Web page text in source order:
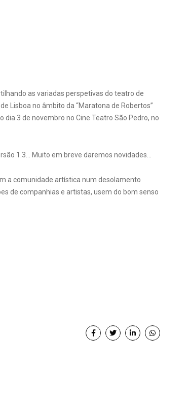
as variadas perspetivas do teatro de
Lisboa no âmbito da “Maratona de Robertos”
dia 3 de novembro no Cine Teatro São Pedro, no
1.3… Muito em breve daremos novidades…
a comunidade artística num desolamento
de companhias e artistas, usem do bom senso